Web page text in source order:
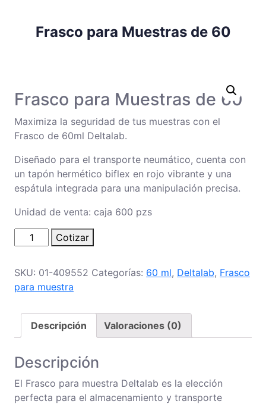
Frasco para Muestras de 60
Frasco para Muestras de 60
Maximiza la seguridad de tus muestras con el
Frasco de 60ml Deltalab.
Diseñado para el transporte neumático, cuenta con
un tapón hermético biflex en rojo vibrante y una
espátula integrada para una manipulación precisa.
Unidad de venta: caja 600 pzs
Frasco
para
de
60
Cotizar
SKU: 01-409552 Categorías: 60 ml, Deltalab, Frasco
para muestra
Descripción Valoraciones (0)
Descripción
El Frasco para muestra Deltalab es la elección
perfecta para el almacenamiento y transporte